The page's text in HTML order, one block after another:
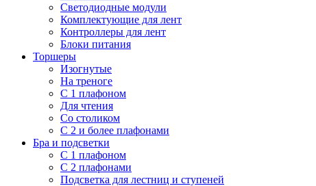
Светодиодные модули
Комплектующие для лент
Контроллеры для лент
Блоки питания
Торшеры
Изогнутые
На треноге
С 1 плафоном
Для чтения
Со столиком
С 2 и более плафонами
Бра и подсветки
С 1 плафоном
С 2 плафонами
Подсветка для лестниц и ступеней